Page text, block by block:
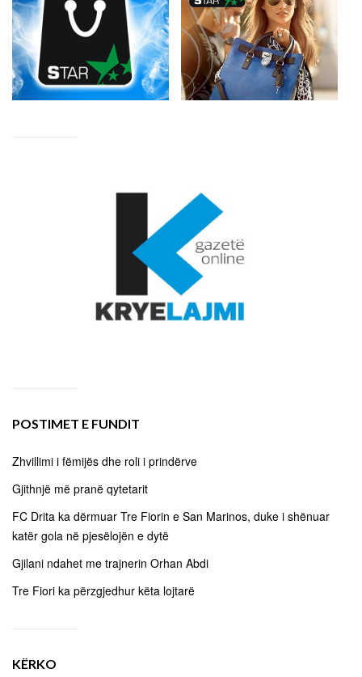
POSTIMET E FUNDIT
Zhvillimi i fëmijës dhe roli i prindërve
Gjithnjë më pranë qytetarit
FC Drita ka dërmuar Tre Fiorin e San Marinos, duke i shënuar
katër gola në pjesëlojën e dytë
Gjilani ndahet me trajnerin Orhan Abdi
Tre Fiori ka përzgjedhur këta lojtarë
KËRKO